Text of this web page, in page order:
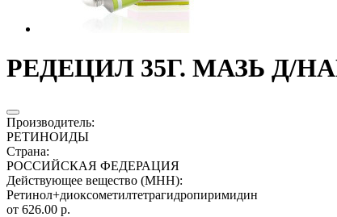
РЕДЕЦИЛ 35Г. МАЗЬ Д/
Производитель:
РЕТИНОИДЫ
Страна:
РОССИЙСКАЯ ФЕДЕРАЦИЯ
Действующее вещество (МНН):
Ретинол+диоксометилтетрагидропиримидин
от 626.00 р.